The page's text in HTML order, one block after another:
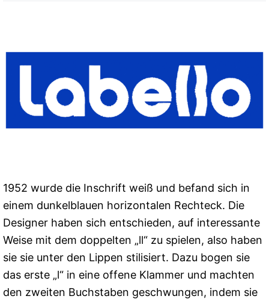
1952 wurde die Inschrift weiß und befand sich in
einem dunkelblauen horizontalen Rechteck. Die
Designer haben sich entschieden, auf interessante
Weise mit dem doppelten „ll“ zu spielen, also haben
sie sie unter den Lippen stilisiert. Dazu bogen sie
das erste „l“ in eine offene Klammer und machten
den zweiten Buchstaben geschwungen, indem sie